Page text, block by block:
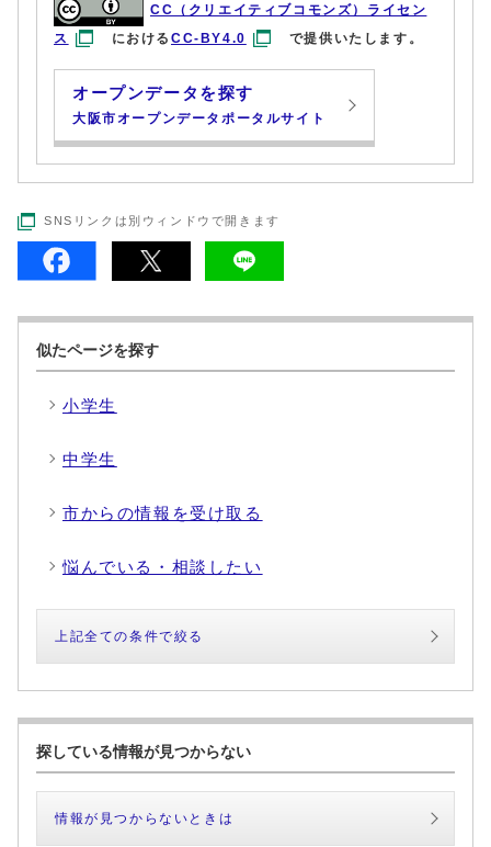
CC（クリエイティブコモンズ）ライセン
ス
におけるCC-BY4.0 で提供いたします。
オープンデータを探す
大阪市オープンデータポータルサイト
SNSリンクは別ウィンドウで開きます
似たページを探す
小学生
中学生
市からの情報を受け取る
悩んでいる・相談したい
上記全ての条件で絞る
探している情報が見つからない
情報が見つからないときは